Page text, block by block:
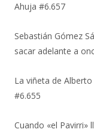
Ahuja #6.657
Sebastián Gómez
sacar adelante a
La viñeta de
#6.655
Cuando «el Pavirri»